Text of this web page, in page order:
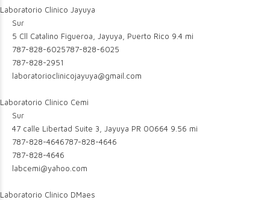
Laboratorio Clinico Jayuya
Sur
5 Cll Catalino Figueroa, Jayuya, Puerto Rico 9.4 mi
787-828-6025787-828-6025
787-828-2951
laboratorioclinicojayuya@gmail.com
Laboratorio Clinico Cemi
Sur
47 calle Libertad Suite 3, Jayuya PR 00664 9.56 mi
787-828-4646787-828-4646
787-828-4646
labcemi@yahoo.com
Laboratorio Clinico DMaes